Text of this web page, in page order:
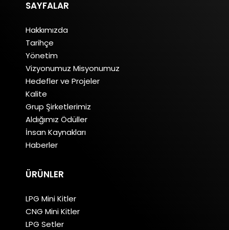
SAYFALAR
Hakkımızda
Tarihçe
Yönetim
Vizyonumuz Misyonumuz
Hedefler ve Projeler
Kalite
Grup Şirketlerimiz
Aldığımız Ödüller
İnsan Kaynakları
Haberler
ÜRÜNLER
LPG Mini Kitler
CNG Mini Kitler
LPG Setler